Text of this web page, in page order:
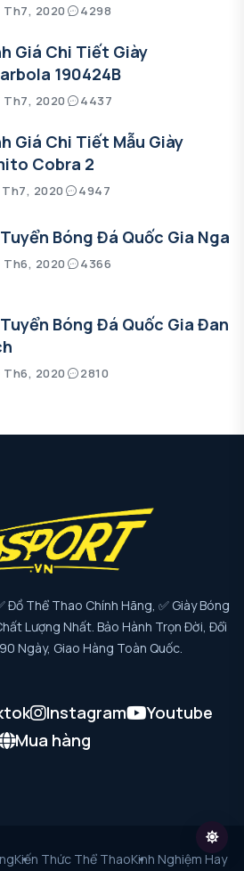
Th7, 2020 4298
Giá Chi Tiết Giày
190424B
Th7, 2020 4437
Giá Chi Tiết Mẫu Giày
Cobra 2
Th7, 2020 4947
Bóng Đá Quốc Gia Nga
Th6, 2020 4366
Bóng Đá Quốc Gia Đan
Th6, 2020 2810
Đồ Thể Thao Chính Hãng, ✅ Giày Bóng
Lượng Nhất. Bảo Hành Trọn Đời, Đổi
Ngày, Giao Hàng Toàn Quốc.
Instagram
Youtube
Mua hàng
Kiến Thức Thể ThaoKinh Nghiệm Hay